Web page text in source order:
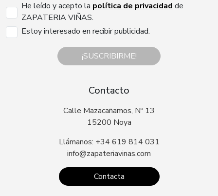
He leído y acepto la política de privacidad de
ZAPATERIA VIÑAS.
Estoy interesado en recibir publicidad.
¡SUSCRIBIRME!
Contacto
Calle Mazacañamos, Nº 13
15200 Noya
Llámanos: +34 619 814 031
info@zapateriavinas.com
Contacta